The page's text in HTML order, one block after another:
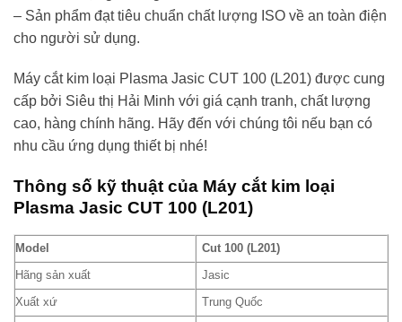
– Sản phẩm đạt tiêu chuẩn chất lượng ISO về an toàn điện
cho người sử dụng.
Máy cắt kim loại Plasma Jasic CUT 100 (L201) được cung
cấp bởi Siêu thị Hải Minh với giá cạnh tranh, chất lượng
cao, hàng chính hãng. Hãy đến với chúng tôi nếu bạn có
nhu cầu ứng dụng thiết bị nhé!
Thông số kỹ thuật của Máy cắt kim loại
Plasma Jasic CUT 100 (L201)
Model
Cut 100 (L201)
Hãng sản xuất
Jasic
Xuất xứ
Trung Quốc